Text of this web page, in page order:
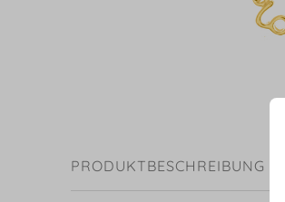
PRODUKTBESCHREIBUNG